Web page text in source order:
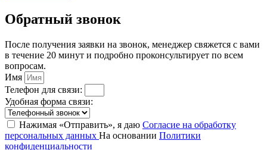
Обратный звонок
После получения заявки на звонок, менеджер свяжется с вами
в течение 20 минут и подробно проконсультирует по всем
вопросам.
Имя
Телефон для связи:
Удобная форма связи:
Нажимая «Отправить», я даю Согласие на обработку
персональных данных На основании Политики
конфиденциальности